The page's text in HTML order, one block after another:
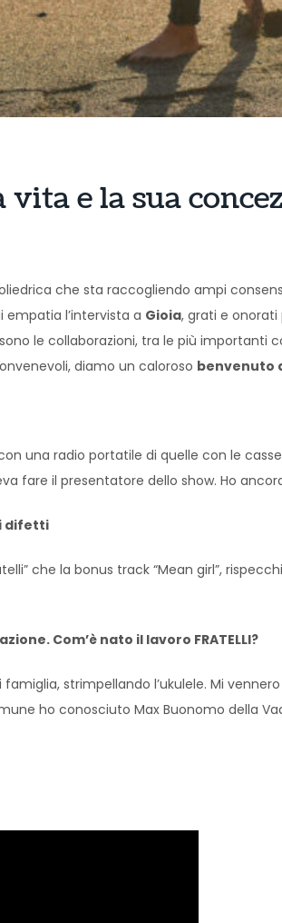
e la sua
che sta raccogliendo ampi
empatia l’intervista a Gioia, grati e
le collaborazioni, tra le più importanti
diamo un caloroso benvenuto
una radio portatile di quelle con le
fare il presentatore dello show. Ho
difetti
che la bonus track “Mean girl”,
Com’è nato il lavoro FRATELLI?
strimpellando l’ukulele. Mi
ho conosciuto Max Buonomo della